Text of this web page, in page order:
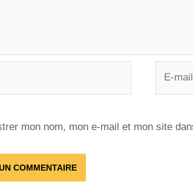
mon nom, mon e-mail et mon site